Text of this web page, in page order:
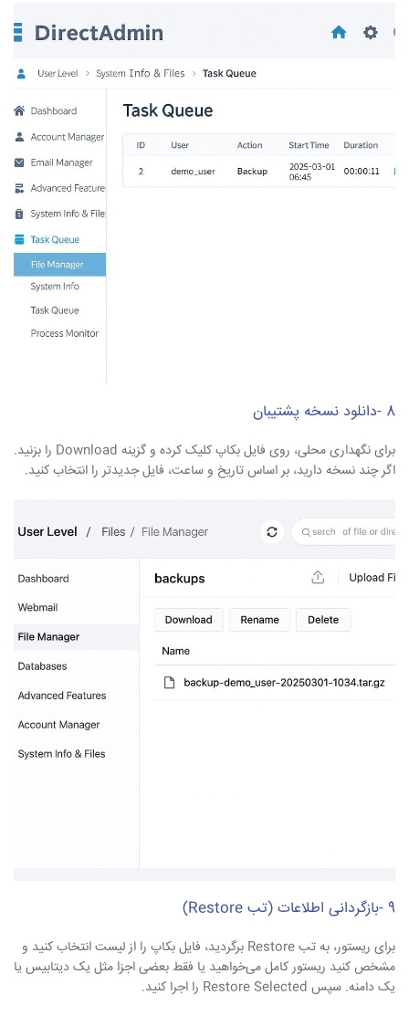
8 -دانلود نسخه پشتیبان
برای نگهداری محلی، روی فایل بکاپ کلیک کرده و گزینه Download را بزنید.
اگر چند نسخه دارید، بر اساس تاریخ و ساعت، فایل جدیدتر را انتخاب کنید.
9 -بازگردانی اطلاعات (تب Restore)
برای ریستور، به تب Restore برگردید، فایل بکاپ را از لیست انتخاب کنید و
مشخص کنید ریستور کامل می‌خواهید یا فقط بعضی اجزا مثل یک دیتابیس یا
یک دامنه. سپس Restore Selected را اجرا کنید.